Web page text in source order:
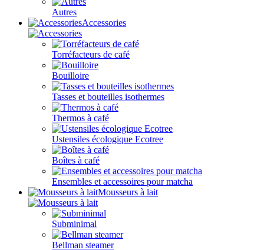
Autres
Accessories
Torréfacteurs de café
Bouilloire
Tasses et bouteilles isothermes
Thermos à café
Ustensiles écologique Ecotree
Boîtes à café
Ensembles et accessoires pour matcha
Mousseurs à lait
Subminimal
Bellman steamer